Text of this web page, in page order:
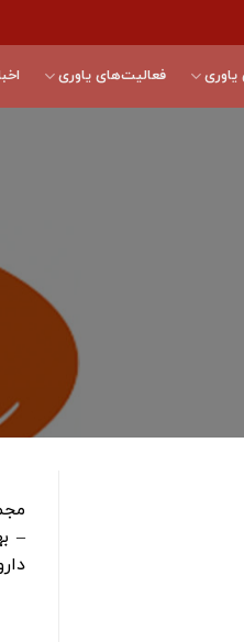
فعالیت‌های یاوری